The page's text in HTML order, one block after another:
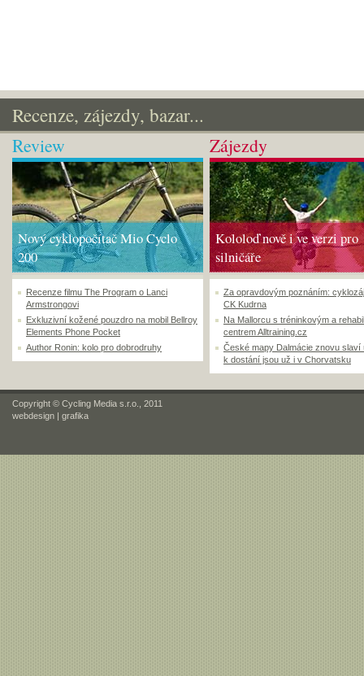
Recenze, zájezdy, bazar...
Review
Nový cyklopočítač Mio Cyclo
200
Recenze filmu The Program o Lanci
Armstrongovi
Exkluzivní kožené pouzdro na mobil Bellroy
Elements Phone Pocket
Author Ronin: kolo pro dobrodruhy
Zájezdy
Kololoď nově i ve verzi pro
silničáře
Za opravdovým poznáním:
CK Kudrna
Na Mallorcu s tréninkovým a
centrem Alltraining.cz
České mapy Dalmácie znovu slaví
k dostání jsou už i v Chorvatsku
Copyright © Cycling Media s.r.o., 2011
webdesign | grafika